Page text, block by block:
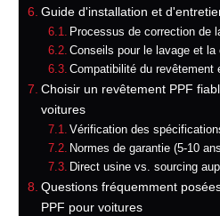
Guide d'installation et
Processus de correction de
Conseils pour le lavage et la
Compatibilité du revêtement
Choisir un revêtement PPF
voitures
Vérification des
Normes de garantie (5-10
Direct usine vs. sourcing
Questions fréquemment
PPF pour voitures